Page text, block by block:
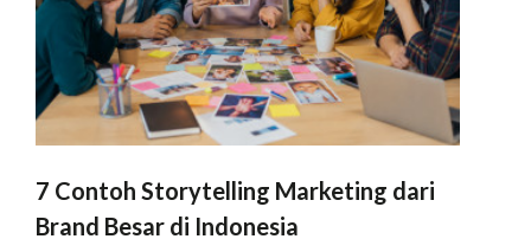
7 Contoh Storytelling Marketing dari
Brand Besar di Indonesia